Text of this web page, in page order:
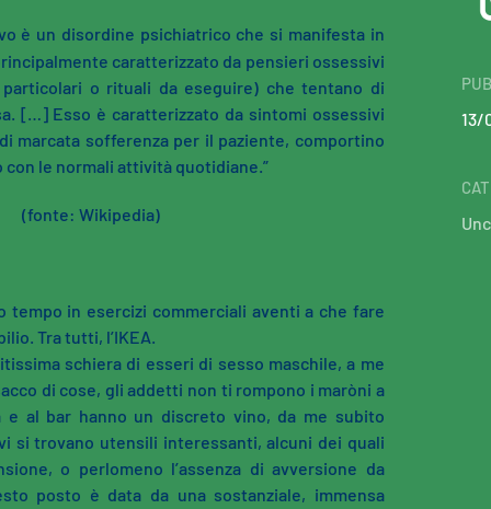
è un disordine psichiatrico che si manifesta in
caratterizzato da pensieri ossessivi
o rituali da eseguire) che tentano di
[…] Esso è caratterizzato da sintomi ossessivi
marcata sofferenza per il paziente, comportino
le normali attività quotidiane.”
(fonte: Wikipedia)
tempo in esercizi commerciali aventi a che fare
Tra tutti, l’IKEA.
schiera di esseri di sesso maschile, a me
di cose, gli addetti non ti rompono i maròni a
al bar hanno un discreto vino, da me subito
si trovano utensili interessanti, alcuni dei quali
o perlomeno l’assenza di avversione da
posto è data da una sostanziale, immensa
13/